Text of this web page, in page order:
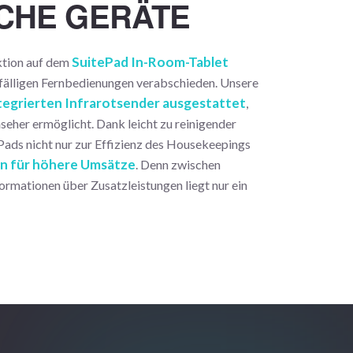
GERÄTE
auf dem SuitePad In-Room-Tablet
Fernbedienungen verabschieden. Unsere
Infrarotsender ausgestattet
ermöglicht. Dank leicht zu reinigender
nicht nur zur Effizienz des Housekeepings
für höhere Umsätze . Denn zwischen
über Zusatzleistungen liegt nur ein